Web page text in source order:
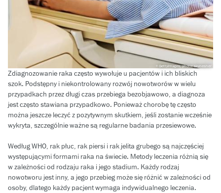
GettyImages, photo: skynesher
Zdiagnozowanie raka często wywołuje u pacjentów i ich bliskich
szok. Podstępny i niekontrolowany rozwój nowotworów w wielu
przypadkach przez długi czas przebiega bezobjawowo, a diagnoza
jest często stawiana przypadkowo. Ponieważ chorobę tę często
można jeszcze leczyć z pozytywnym skutkiem, jeśli zostanie wcześnie
wykryta, szczególnie ważne są regularne badania przesiewowe.
Według WHO, rak płuc, rak piersi i rak jelita grubego są najczęściej
występującymi formami raka na świecie. Metody leczenia różnią się
w zależności od rodzaju raka i jego stadium. Każdy rodzaj
nowotworu jest inny, a jego przebieg może się różnić w zależności od
osoby, dlatego każdy pacjent wymaga indywidualnego leczenia.